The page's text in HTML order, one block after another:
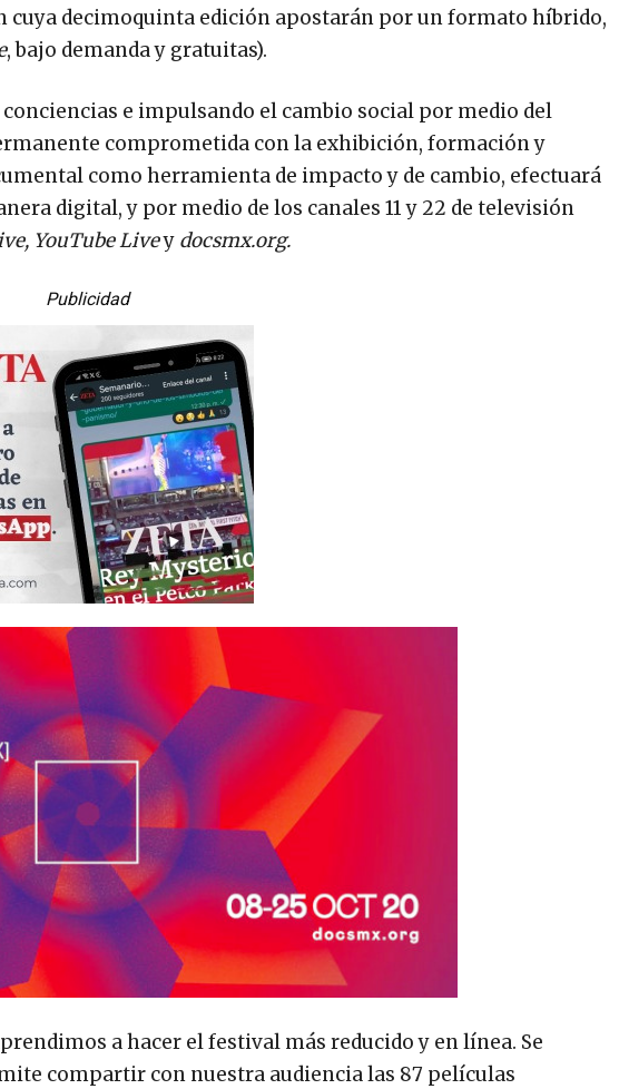
cuya decimoquinta edición apostarán por un formato híbrido,
, bajo demanda y gratuitas).
e impulsando el cambio social por medio del
comprometida con la exhibición, formación y
como herramienta de impacto y de cambio, efectuará
digital, y por medio de los canales 11 y 22 de televisión
YouTube Livey docsmx.org.
Publicidad
a hacer el festival más reducido y en línea. Se
compartir con nuestra audiencia las 87 películas